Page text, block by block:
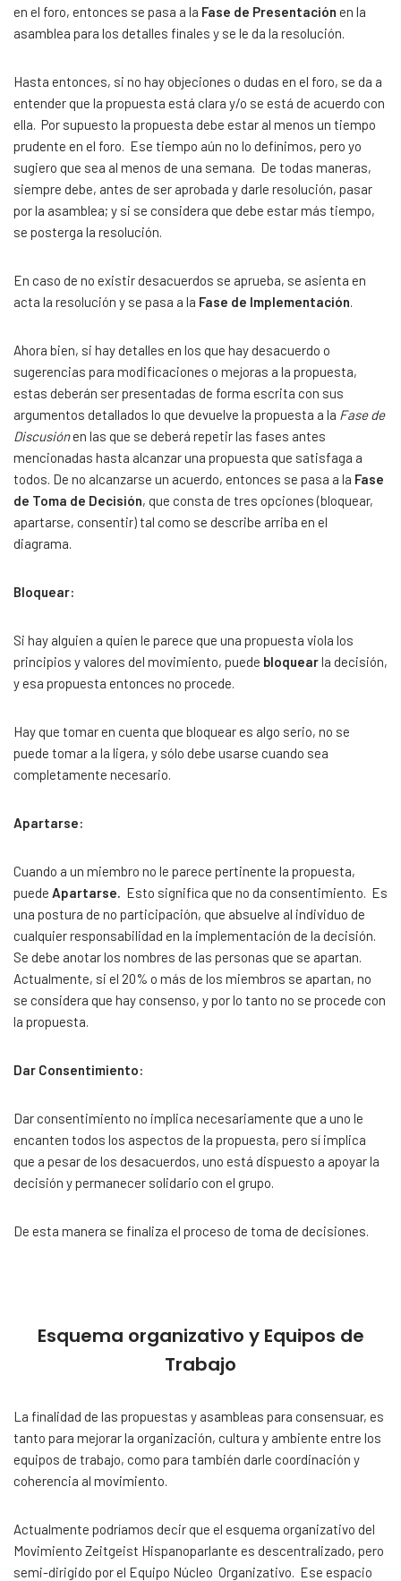
en el foro, entonces se pasa a la Fase de Presentación en la
asamblea para los detalles finales y se le da la resolución.
Hasta entonces, si no hay objeciones o dudas en el foro, se da a
entender que la propuesta está clara y/o se está de acuerdo con
ella. Por supuesto la propuesta debe estar al menos un tiempo
prudente en el foro. Ese tiempo aún no lo definimos, pero yo
sugiero que sea al menos de una semana. De todas maneras,
siempre debe, antes de ser aprobada y darle resolución, pasar
por la asamblea; y si se considera que debe estar más tiempo,
se posterga la resolución.
En caso de no existir desacuerdos se aprueba, se asienta en
acta la resolución y se pasa a la Fase de Implementación.
Ahora bien, si hay detalles en los que hay desacuerdo o
sugerencias para modificaciones o mejoras a la propuesta,
estas deberán ser presentadas de forma escrita con sus
argumentos detallados lo que devuelve la propuesta a la Fase de
Discusiónen las que se deberá repetir las fases antes
mencionadas hasta alcanzar una propuesta que satisfaga a
todos. De no alcanzarse un acuerdo, entonces se pasa a la Fase
de Toma de Decisión, que consta de tres opciones (bloquear,
apartarse, consentir) tal como se describe arriba en el
diagrama.
Bloquear:
Si hay alguien a quien le parece que una propuesta viola los
principios y valores del movimiento, puede bloquearla decisión,
y esa propuesta entonces no procede.
Hay que tomar en cuenta que bloquear es algo serio, no se
puede tomar a la ligera, y sólo debe usarse cuando sea
completamente necesario.
Apartarse:
Cuando a un miembro no le parece pertinente la propuesta,
puede Apartarse. Esto significa que no da consentimiento. Es
una postura de no participación, que absuelve al individuo de
cualquier responsabilidad en la implementación de la decisión.
Se debe anotar los nombres de las personas que se apartan.
Actualmente, si el 20% o más de los miembros se apartan, no
se considera que hay consenso, y por lo tanto no se procede con
la propuesta.
Dar Consentimiento:
Dar consentimiento no implica necesariamente que a uno le
encanten todos los aspectos de la propuesta, pero sí implica
que a pesar de los desacuerdos, uno está dispuesto a apoyar la
decisión y permanecer solidario con el grupo.
De esta manera se finaliza el proceso de toma de decisiones.
Esquema organizativo y Equipos de
Trabajo
La finalidad de las propuestas y asambleas para consensuar, es
tanto para mejorar la organización, cultura y ambiente entre los
equipos de trabajo, como para también darle coordinación y
coherencia al movimiento.
Actualmente podríamos decir que el esquema organizativo del
Movimiento Zeitgeist Hispanoparlante es descentralizado, pero
semi-dirigido por el Equipo Núcleo Organizativo. Ese espacio